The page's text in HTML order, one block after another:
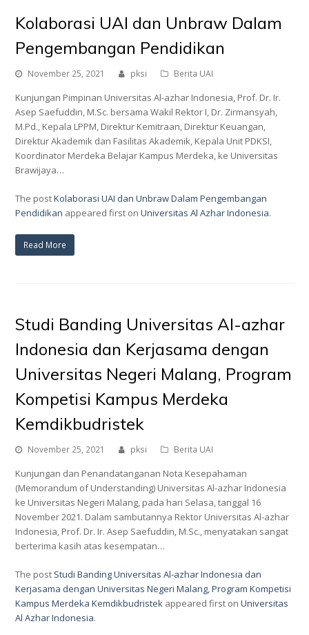
Kolaborasi UAI dan Unbraw Dalam
Pengembangan Pendidikan
November 25, 2021 pksi Berita UAI
Kunjungan Pimpinan Universitas Al-azhar Indonesia, Prof. Dr. Ir.
Asep Saefuddin, M.Sc. bersama Wakil Rektor I, Dr. Zirmansyah,
M.Pd., Kepala LPPM, Direktur Kemitraan, Direktur Keuangan,
Direktur Akademik dan Fasilitas Akademik, Kepala Unit PDKSI,
Koordinator Merdeka Belajar Kampus Merdeka, ke Universitas
Brawijaya…
The postKolaborasi UAI dan Unbraw Dalam Pengembangan
Pendidikan appeared first onUniversitas Al Azhar Indonesia.
Read More
Studi Banding Universitas Al-azhar
Indonesia dan Kerjasama dengan
Universitas Negeri Malang, Program
Kompetisi Kampus Merdeka
Kemdikbudristek
November 25, 2021 pksi Berita UAI
Kunjungan dan Penandatanganan Nota Kesepahaman
(Memorandum of Understanding) Universitas Al-azhar Indonesia
ke Universitas Negeri Malang, pada hari Selasa, tanggal 16
November 2021. Dalam sambutannya Rektor Universitas Al-azhar
Indonesia, Prof. Dr. Ir. Asep Saefuddin, M.Sc., menyatakan sangat
berterima kasih atas kesempatan…
The post Studi Banding Universitas Al-azhar Indonesia dan
Kerjasama dengan Universitas Negeri Malang, Program Kompetisi
Kampus Merdeka Kemdikbudristek appeared first onUniversitas
Al Azhar Indonesia.